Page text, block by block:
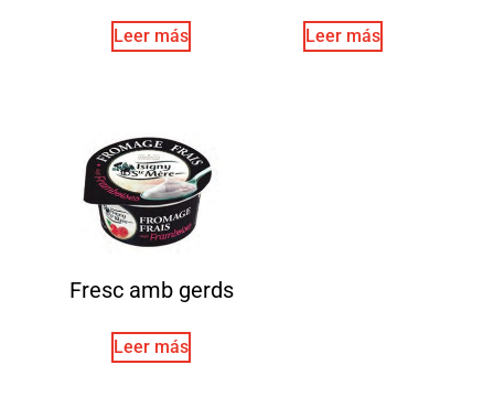
Leer más Leer más
Fresc amb gerds
Leer más